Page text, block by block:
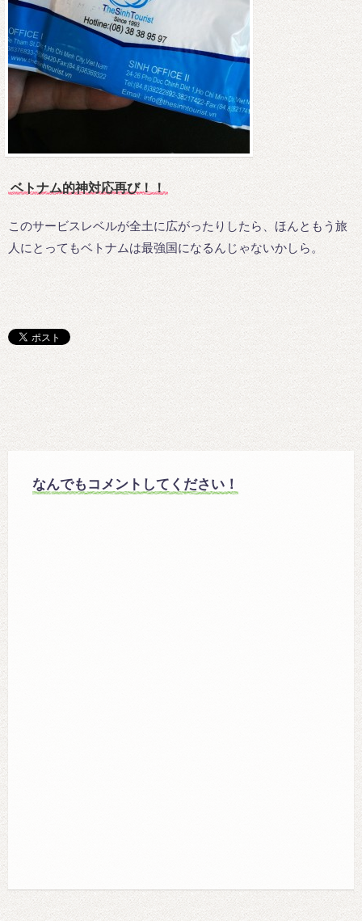
ベトナム的神対応再び！！
このサービスレベルが全土に広がったりしたら、ほんともう旅
人にとってもベトナムは最強国になるんじゃないかしら。
なんでもコメントしてください！